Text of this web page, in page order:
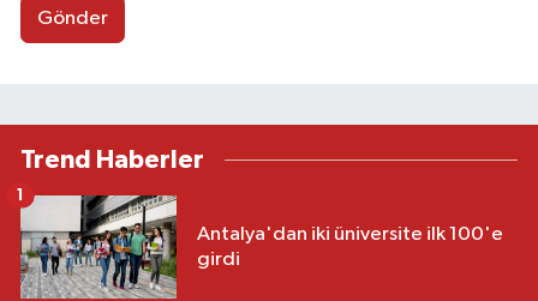
Gönder
Trend Haberler
Antalya'dan iki üniversite ilk 100'e
girdi
1